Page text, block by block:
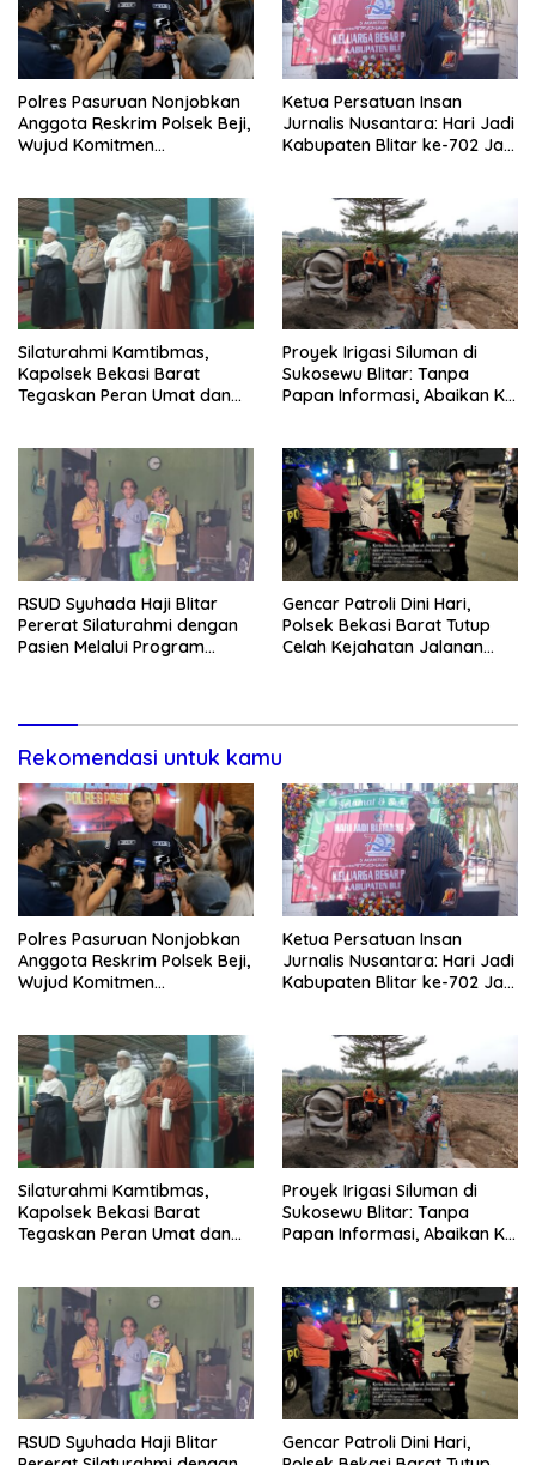
Polres Pasuruan Nonjobkan
Anggota Reskrim Polsek Beji,
Wujud Komitmen
Ketua Persatuan Insan
Jurnalis Nusantara: Hari Jadi
Kabupaten Blitar ke-702 Jadi
Silaturahmi Kamtibmas,
Kapolsek Bekasi Barat
Tegaskan Peran Umat dan
Proyek Irigasi Siluman di
Sukosewu Blitar: Tanpa
Papan Informasi, Abaikan K3,
RSUD Syuhada Haji Blitar
Pererat Silaturahmi dengan
Pasien Melalui Program
Gencar Patroli Dini Hari,
Polsek Bekasi Barat Tutup
Celah Kejahatan Jalanan
Rekomendasi untuk kamu
Polres Pasuruan Nonjobkan
Anggota Reskrim Polsek Beji,
Wujud Komitmen
Ketua Persatuan Insan
Jurnalis Nusantara: Hari Jadi
Kabupaten Blitar ke-702 Jadi
Silaturahmi Kamtibmas,
Kapolsek Bekasi Barat
Tegaskan Peran Umat dan
Proyek Irigasi Siluman di
Sukosewu Blitar: Tanpa
Papan Informasi, Abaikan K3,
RSUD Syuhada Haji Blitar
Gencar Patroli Dini Hari,